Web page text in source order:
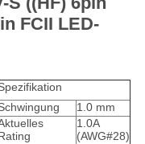
FCII LED-
1.0 mm
1.0A
(AWG#28)